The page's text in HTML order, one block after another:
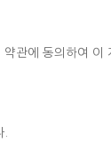
관에 동의하여 이